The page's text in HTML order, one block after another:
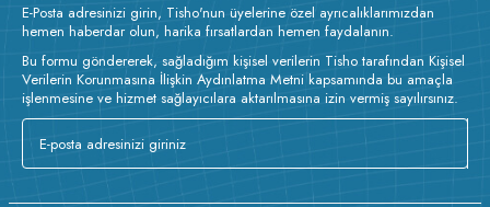
E-Posta adresinizi girin, Tisho'nun üyelerine özel ayrıcalıklarımızdan
hemen haberdar olun, harika fırsatlardan hemen faydalanın.
Bu formu göndererek, sağladığım kişisel verilerin Tisho tarafından Kişisel
Verilerin Korunmasına İlişkin Aydınlatma Metni kapsamında bu amaçla
işlenmesine ve hizmet sağlayıcılara aktarılmasına izin vermiş sayılırsınız.